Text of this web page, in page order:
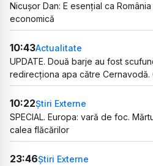
Nicușor Dan: E esențial ca
economică
10:43Actualitate
UPDATE. Două barje au fost
redirecționa apa către Cernavodă.
10:22Știri Externe
SPECIAL. Europa: vară de foc.
calea flăcărilor
23:46Știri Externe